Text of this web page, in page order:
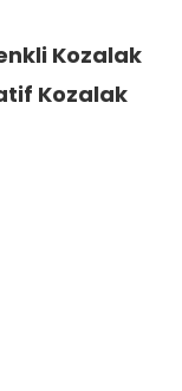
Kozalak
Kozalak